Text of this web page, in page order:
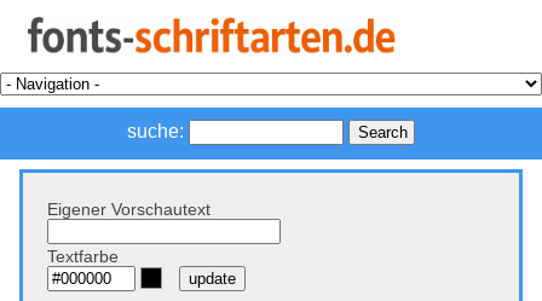
suche:
Eigener Vorschautext
Textfarbe